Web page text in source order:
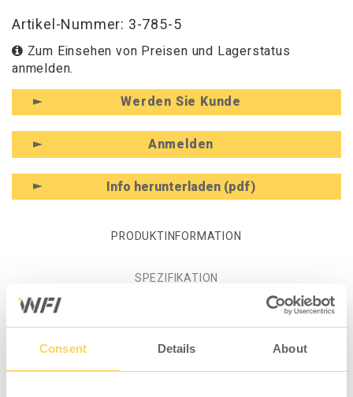
Consent Details About
Artikel-Nummer: 3-785-5
Zum Einsehen von Preisen und Lagerstatus
anmelden.
Werden Sie Kunde
Anmelden
Info herunterladen (pdf)
PRODUKTINFORMATION
SPEZIFIKATION
Produktinformation -
Schubladeneinteilung 50 mm